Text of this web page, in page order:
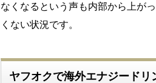
なくなるという声も内部から上が
くない状況です。
ヤフオクで海外エナジードリ